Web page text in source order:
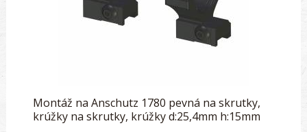
Montáž na Anschutz 1780 pevná na skrutky,
krúžky na skrutky, krúžky d:25,4mm h:15mm